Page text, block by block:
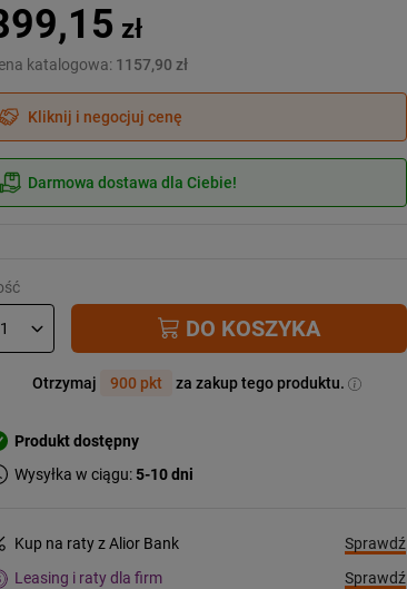
zł
katalogowa: 1157,90 zł
Kliknij i negocjuj cenę
Darmowa dostawa dla Ciebie!
DO KOSZYKA
Otrzymaj 900 pkt za zakup tego produktu.
Produkt dostępny
Wysyłka w ciągu:5-10 dni
Kup na raty z Alior Bank
Sprawdź
Leasing i raty dla firm
Sprawdź